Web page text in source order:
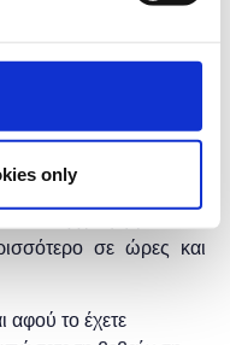
only
έχουν και το ίδιο
σε ώρες και
αφού το έχετε